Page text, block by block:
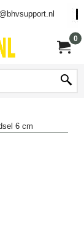
0
6 cm